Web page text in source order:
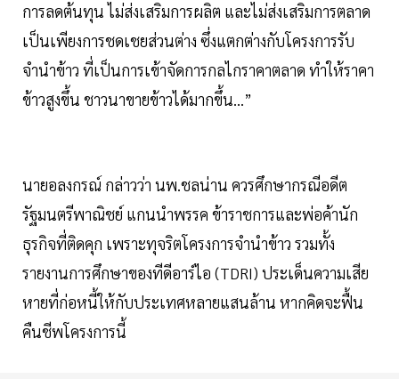
การลดต้นทุน ไม่ส่งเสริมการผลิต และไม่ส่งเสริมการตลาด
เป็นเพียงการชดเชยส่วนต่าง ซึ่งแตกต่างกับโครงการรับ
จำนำข้าว ที่เป็นการเข้าจัดการกลไกราคาตลาด ทำให้ราคา
ข้าวสูงขึ้น ชาวนาขายข้าวได้มากขึ้น…”
นายอลงกรณ์ กล่าวว่า นพ.ชลน่าน ควรศึกษากรณีอดีต
รัฐมนตรีพาณิชย์ แกนนำพรรค ข้าราชการและพ่อค้านัก
ธุรกิจที่ติดคุก เพราะทุจริตโครงการจำนำข้าว รวมทั้ง
รายงานการศึกษาของทีดีอาร์ไอ (TDRI) ประเด็นความเสีย
หายที่ก่อหนี้ให้กับประเทศหลายแสนล้าน หากคิดจะฟื้น
คืนชีพโครงการนี้